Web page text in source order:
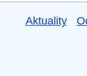
Aktuality